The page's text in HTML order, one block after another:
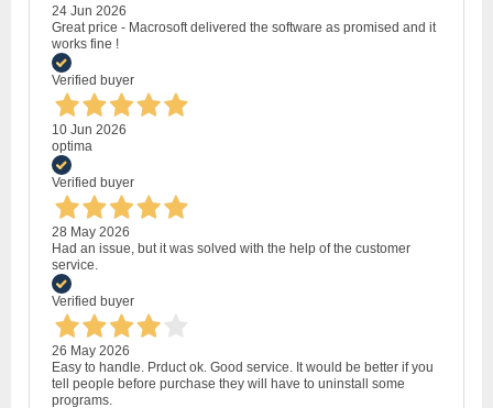
24 Jun 2026
Great price - Macrosoft delivered the software as promised and it
works fine !
Verified buyer
10 Jun 2026
optima
Verified buyer
28 May 2026
Had an issue, but it was solved with the help of the customer
service.
Verified buyer
26 May 2026
Easy to handle. Prduct ok. Good service. It would be better if you
tell people before purchase they will have to uninstall some
programs.